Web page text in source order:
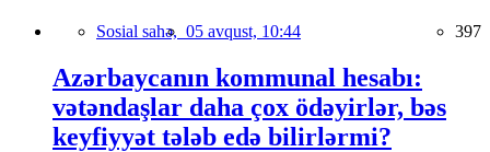
Sosial sahə, 05 avqust, 10:44 397
Azərbaycanın kommunal hesabı:
vətəndaşlar daha çox ödəyirlər, bəs
keyfiyyət tələb edə bilirlərmi?